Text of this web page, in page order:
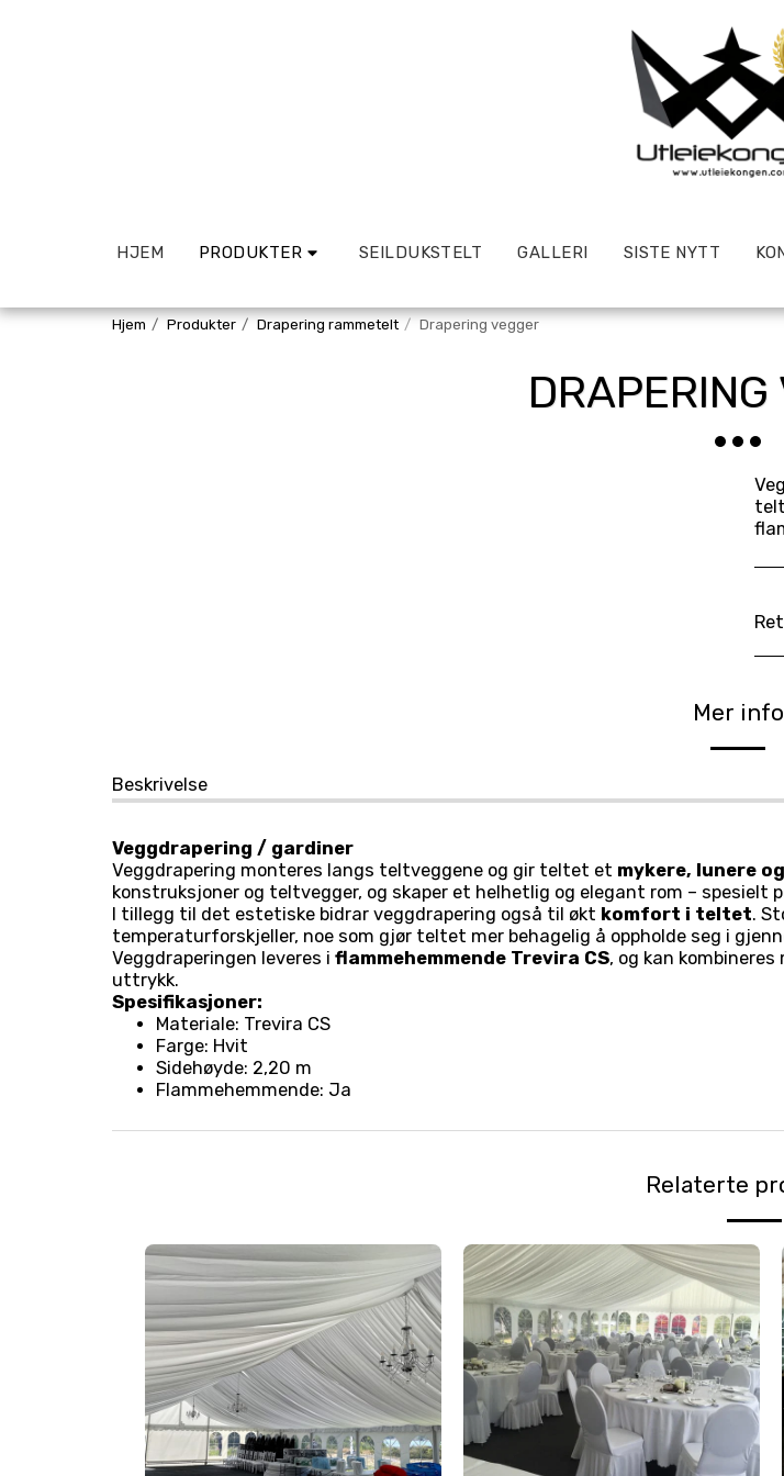
HJEM PRODUKTER SEILDUKSTELT GALLERI SISTE NYTT
Hjem Produkter Drapering rammetelt Drapering vegger
DRAPERING
Mer info
Beskrivelse
Veggdrapering / gardiner
Veggdrapering monteres langs teltveggene og gir teltet et mykere, lunere
konstruksjoner og teltvegger, og skaper et helhetlig og elegant rom – spesielt
I tillegg til det estetiske bidrar veggdrapering også til økt komfort i teltet.
temperaturforskjeller, noe som gjør teltet mer behagelig å oppholde seg i
Veggdraperingen leveres i flammehemmende Trevira CS, og kan
uttrykk.
Spesifikasjoner:
Materiale: Trevira CS
Farge: Hvit
Sidehøyde: 2,20 m
Flammehemmende: Ja
Relaterte